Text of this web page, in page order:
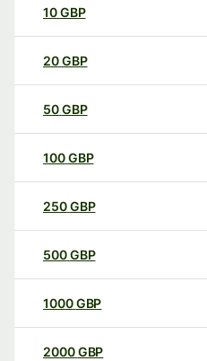
10GBP
20GBP
50GBP
100GBP
250GBP
500GBP
1000GBP
2000GBP